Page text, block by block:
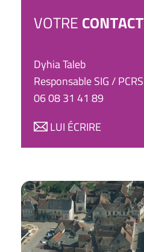
VOTRE CONTACT
Dyhia Taleb
Responsable SIG / PCRS
06 08 31 41 89
LUI ÉCRIRE